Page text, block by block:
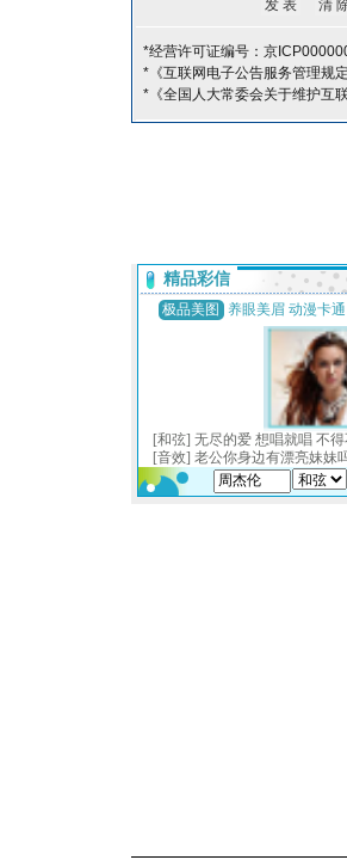
*经营许可证编号：京
*《互联网电子公告服务管理规定
*《全国人大常委会关于维护互